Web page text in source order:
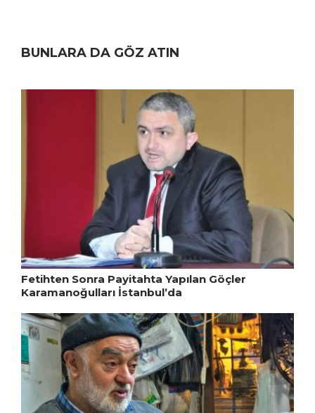
BUNLARA DA GÖZ ATIN
Fetihten Sonra Payitahta Yapılan Göçler
Karamanoğulları İstanbul’da